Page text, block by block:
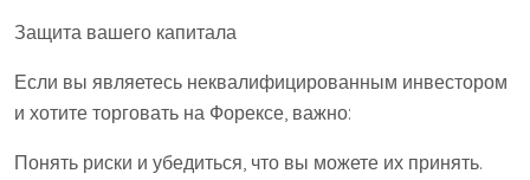
Защита вашего капитала
Если вы являетесь неквалифицированным инвестором
и хотите торговать на Форексе, важно:
Понять риски и убедиться, что вы можете их принять.